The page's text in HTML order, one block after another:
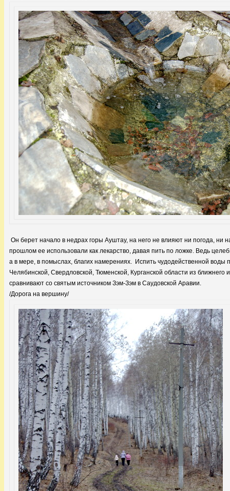
Он берет начало в недрах горы Ауштау, на него не влияют ни погода, ни
прошлом ее использовали как лекарство, давая пить по ложке. Ведь
а в мере, в помыслах, благих намерениях. Испить чудодейственной воды
Челябинской, Свердловской, Тюменской, Курганской области из ближнего
сравнивают со святым источником Зэм-Зэм в Саудовской Аравии.
/Дорога на вершину/